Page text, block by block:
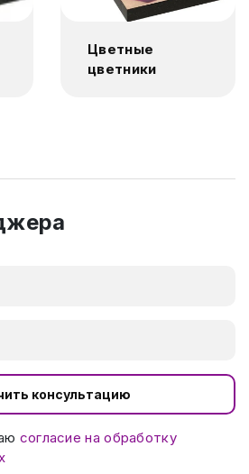
Цветные
цветники
Получить консультацию
согласие на обработку